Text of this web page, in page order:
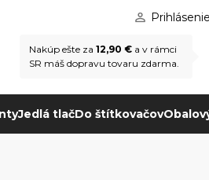
Prihlásenie
Nakúp ešte za 12,90 € a v rámci
SR máš dopravu tovaru zdarma.
Jedlá tlačDo štítkovačov